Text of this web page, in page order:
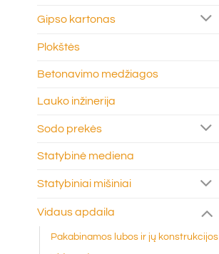
Gipso kartonas
Plokštės
Betonavimo medžiagos
Lauko inžinerija
Sodo prekės
Statybinė mediena
Statybiniai mišiniai
Vidaus apdaila
Pakabinamos lubos ir jų konstrukcijos